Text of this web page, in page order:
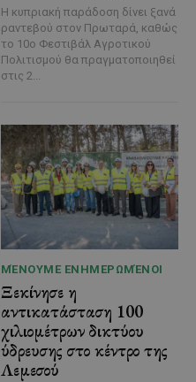
Η κυπριακή παράδοση δίνει ξανά
ραντεβού στον Πρωταρά, καθώς
το 10ο Φεστιβάλ Αγροτικού
Πολιτισμού θα πραγματοποιηθεί
στις 2...
ΜΈΝΟΥΜΕ ΕΝΗΜΕΡΩΜΈΝΟΙ
Ξεκίνησε η
αντικατάσταση 100
χιλιομέτρων δικτύου
ύδρευσης στο κέντρο της
Λεμεσού